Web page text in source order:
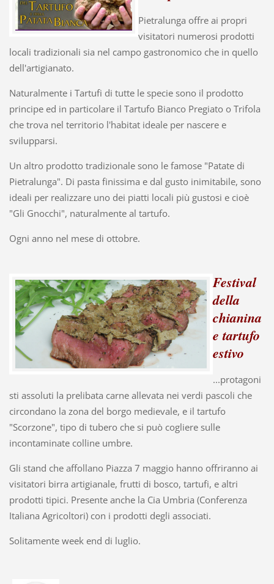
Pietralunga offre ai propri
visitatori numerosi prodotti
locali tradizionali sia nel campo gastronomico che in quello
dell'artigianato.
Naturalmente i Tartufi di tutte le specie sono il prodotto
principe ed in particolare il Tartufo Bianco Pregiato o Trifola
che trova nel territorio l'habitat ideale per nascere e
svilupparsi.
Un altro prodotto tradizionale sono le famose "Patate di
Pietralunga". Di pasta finissima e dal gusto inimitabile, sono
ideali per realizzare uno dei piatti locali più gustosi e cioè
"Gli Gnocchi", naturalmente al tartufo.
Ogni anno nel mese di ottobre.
Festival
della
chianina
e tartufo
estivo
...protagoni
sti assoluti la prelibata carne allevata nei verdi pascoli che
circondano la zona del borgo medievale, e il tartufo
"Scorzone", tipo di tubero che si può cogliere sulle
incontaminate colline umbre.
Gli stand che affollano Piazza 7 maggio hanno offriranno ai
visitatori birra artigianale, frutti di bosco, tartufi, e altri
prodotti tipici. Presente anche la Cia Umbria (Conferenza
Italiana Agricoltori) con i prodotti degli associati.
Solitamente week end di luglio.